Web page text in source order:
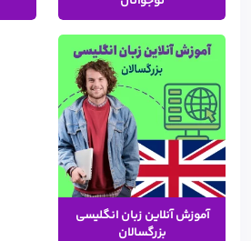
آموزش آنلاین زبان انگلیسی
بزرگسالان